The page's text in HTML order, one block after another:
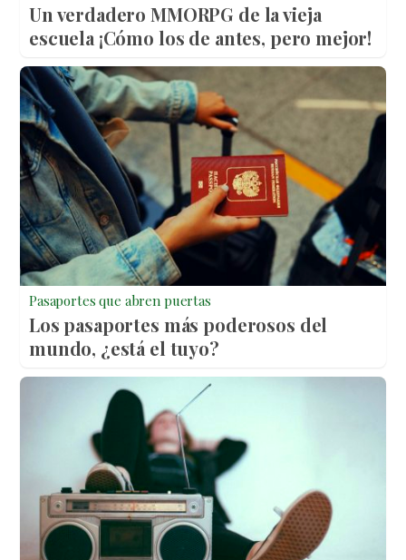
Un verdadero MMORPG de la vieja
escuela ¡Cómo los de antes, pero mejor!
Pasaportes que abren puertas
Los pasaportes más poderosos del
mundo, ¿está el tuyo?